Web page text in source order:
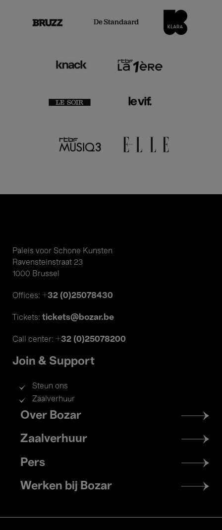
Paleis voor Schone Kunsten
Ravensteinstraat 23
1000 Brussel
Offices: +32 (0)25078430
Tickets: tickets@bozar.be
Call center: +32 (0)25078200
Join & Support
Steun ons
Zaalverhuur
Footer
menu
Over Bozar
Zaalverhuur
Pers
Werken bij Bozar